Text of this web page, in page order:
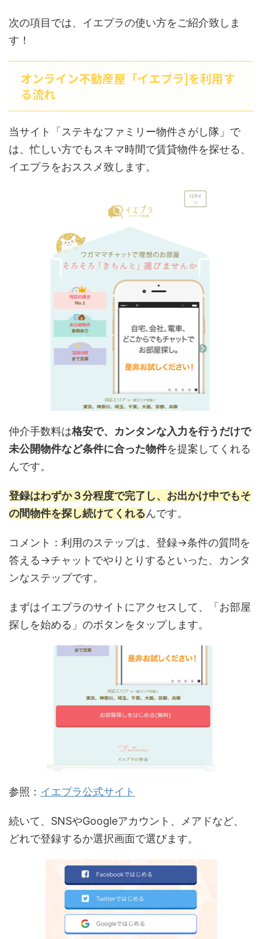
次の項目では、イエプラの使い方をご紹介致しま
す！
オンライン不動産屋「イエプラ]を利用す
る流れ
当サイト「ステキなファミリー物件さがし隊」で
は、忙しい方でもスキマ時間で賃貸物件を探せる、
イエプラをおススメ致します。
仲介手数料は格安で、カンタンな入力を行うだけで
未公開物件など条件に合った物件を提案してくれる
んです。
登録はわずか３分程度で完了し、お出かけ中でもそ
の間物件を探し続けてくれるんです。
コメント：利用のステップは、登録→条件の質問を
答える→チャットでやりとりするといった、カンタ
ンなステップです。
まずはイエプラのサイトにアクセスして、「お部屋
探しを始める」のボタンをタップします。
参照： イエプラ公式サイト
続いて、SNSやGoogleアカウント、メアドなど、
どれで登録するか選択画面で選びます。